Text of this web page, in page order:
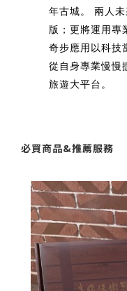
年古城。 兩人
版；更將運用專
奇步應用以科技
從自身專業慢慢
旅遊大平台。
必買商品&推薦服務